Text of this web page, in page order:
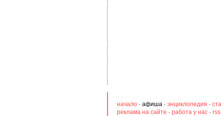
начало · афиша · энциклопедия ·
реклама на сайте · работа у нас ·